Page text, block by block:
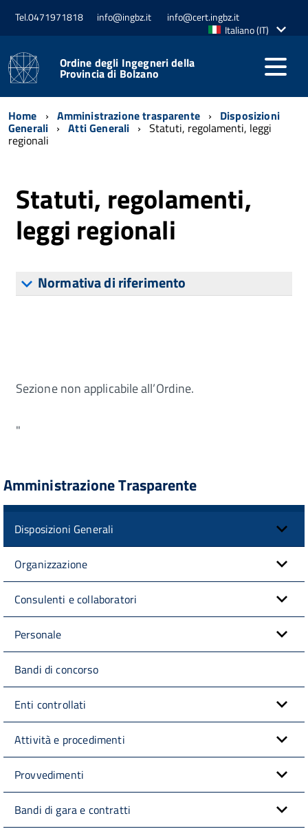
Tel.0471971818 info@ingbz.it
info@cert.ingbz.it
LinguaItaliano (IT)
Ordine degli Ingegneri della
Provincia di Bolzano
Home Amministrazione trasparente Disposizioni
Generali Atti Generali Statuti, regolamenti, leggi
regionali
Statuti, regolamenti,
leggi regionali
Normativa di riferimento
Sezione non applicabile all’Ordine.
"
Amministrazione Trasparente
Disposizioni Generali
Organizzazione
Consulenti e collaboratori
Personale
Bandi di concorso
Enti controllati
Attività e procedimenti
Provvedimenti
Bandi di gara e contratti